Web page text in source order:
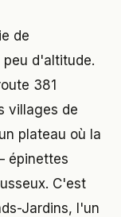
de
d'altitude.
381
villages de
plateau où la
épinettes
C'est
Jardins, l'un